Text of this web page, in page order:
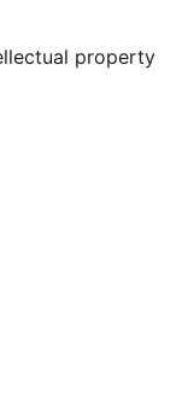
property